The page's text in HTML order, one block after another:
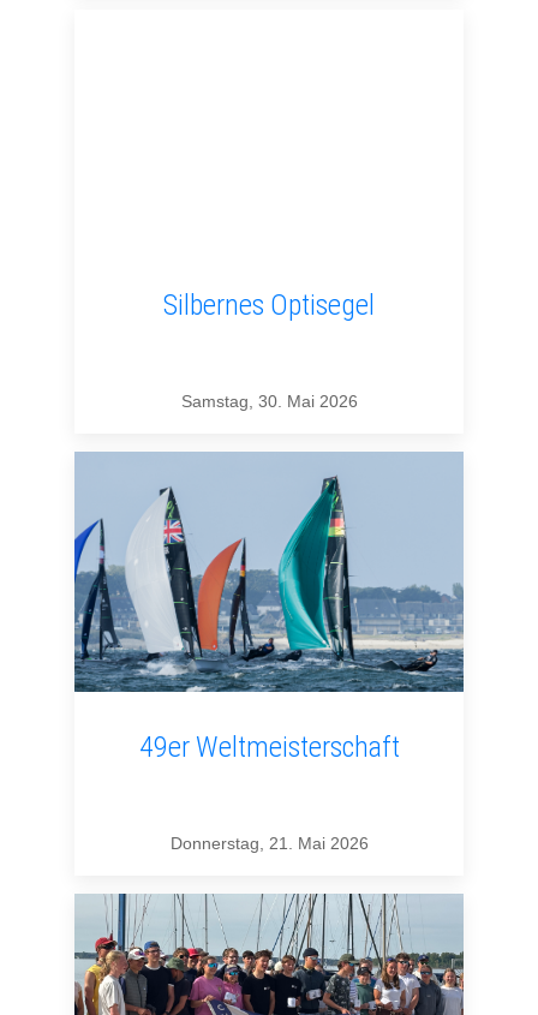
Silbernes Optisegel
Samstag, 30. Mai 2026
49er Weltmeisterschaft
Donnerstag, 21. Mai 2026